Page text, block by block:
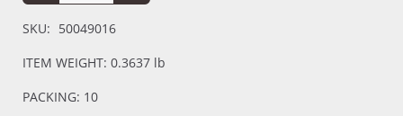
SKU: 50049016
ITEM WEIGHT: 0.3637 lb
PACKING: 10